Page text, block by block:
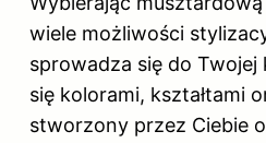
wiele możliwości
sprowadza się do
się kolorami, kształtami
stworzony przez Ciebie